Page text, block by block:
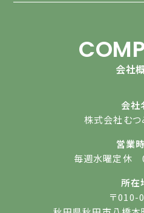
会社
会社
株式会社むつ
営業
毎週水曜定休
所在
〒010-